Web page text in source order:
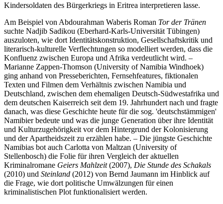
Kindersoldaten des Bürgerkriegs in Eritrea interpretieren lasse.
Am Beispiel von Abdourahman Waberis Roman Tor der Tränen
suchte Nadjib Sadikou (Eberhard-Karls-Universität Tübingen)
auszuloten, wie dort Identitätskonstruktion, Gesellschaftskritik und
literarisch-kulturelle Verflechtungen so modelliert werden, dass die
Konfluenz zwischen Europa und Afrika verdeutlicht wird. –
Marianne Zappen-Thomson (University of Namibia Windhoek)
ging anhand von Presseberichten, Fernsehfeatures, fiktionalen
Texten und Filmen dem Verhältnis zwischen Namibia und
Deutschland, zwischen dem ehemaligen Deutsch-Südwestafrika und
dem deutschen Kaiserreich seit dem 19. Jahrhundert nach und fragte
danach, was diese Geschichte heute für die sog. 'deutschstämmigen'
Namibier bedeute und was die junge Generation über ihre Identität
und Kulturzugehörigkeit vor dem Hintergrund der Kolonisierung
und der Apartheidszeit zu erzählen habe. – Die jüngste Geschichte
Namibias bot auch Carlotta von Maltzan (University of
Stellenbosch) die Folie für ihren Vergleich der aktuellen
Kriminalromane Geiers Mahlzeit(2007), Die Stunde des Schakals
(2010) und Steinland (2012) von Bernd Jaumann im Hinblick auf
die Frage, wie dort politische Umwälzungen für einen
kriminalistischen Plot funktionalisiert werden.